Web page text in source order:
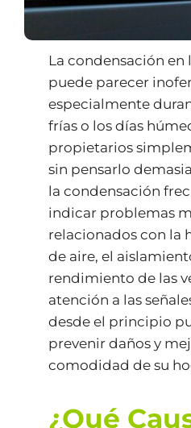
La condensación en
puede parecer
especialmente
frías o los días
propietarios
sin pensarlo
la condensación
indicar problemas
relacionados con la
de aire, el
rendimiento de las
atención a las
desde el principio
prevenir daños y
comodidad de su
¿Qué